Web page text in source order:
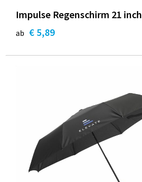
Impulse Regenschirm 21 inch
ab € 5,89